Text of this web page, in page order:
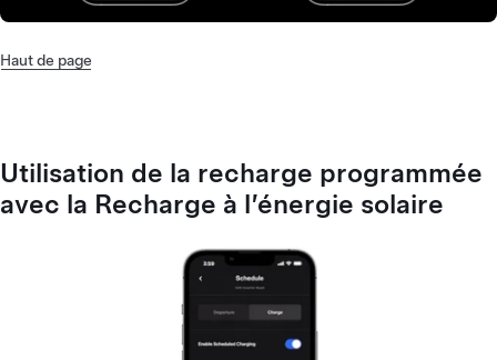
Haut de page
Utilisation de la recharge programmée
avec la Recharge à l’énergie solaire